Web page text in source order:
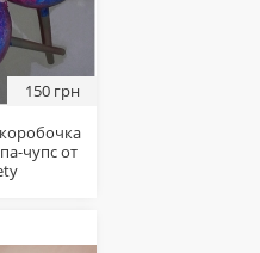
150 грн
чупс от